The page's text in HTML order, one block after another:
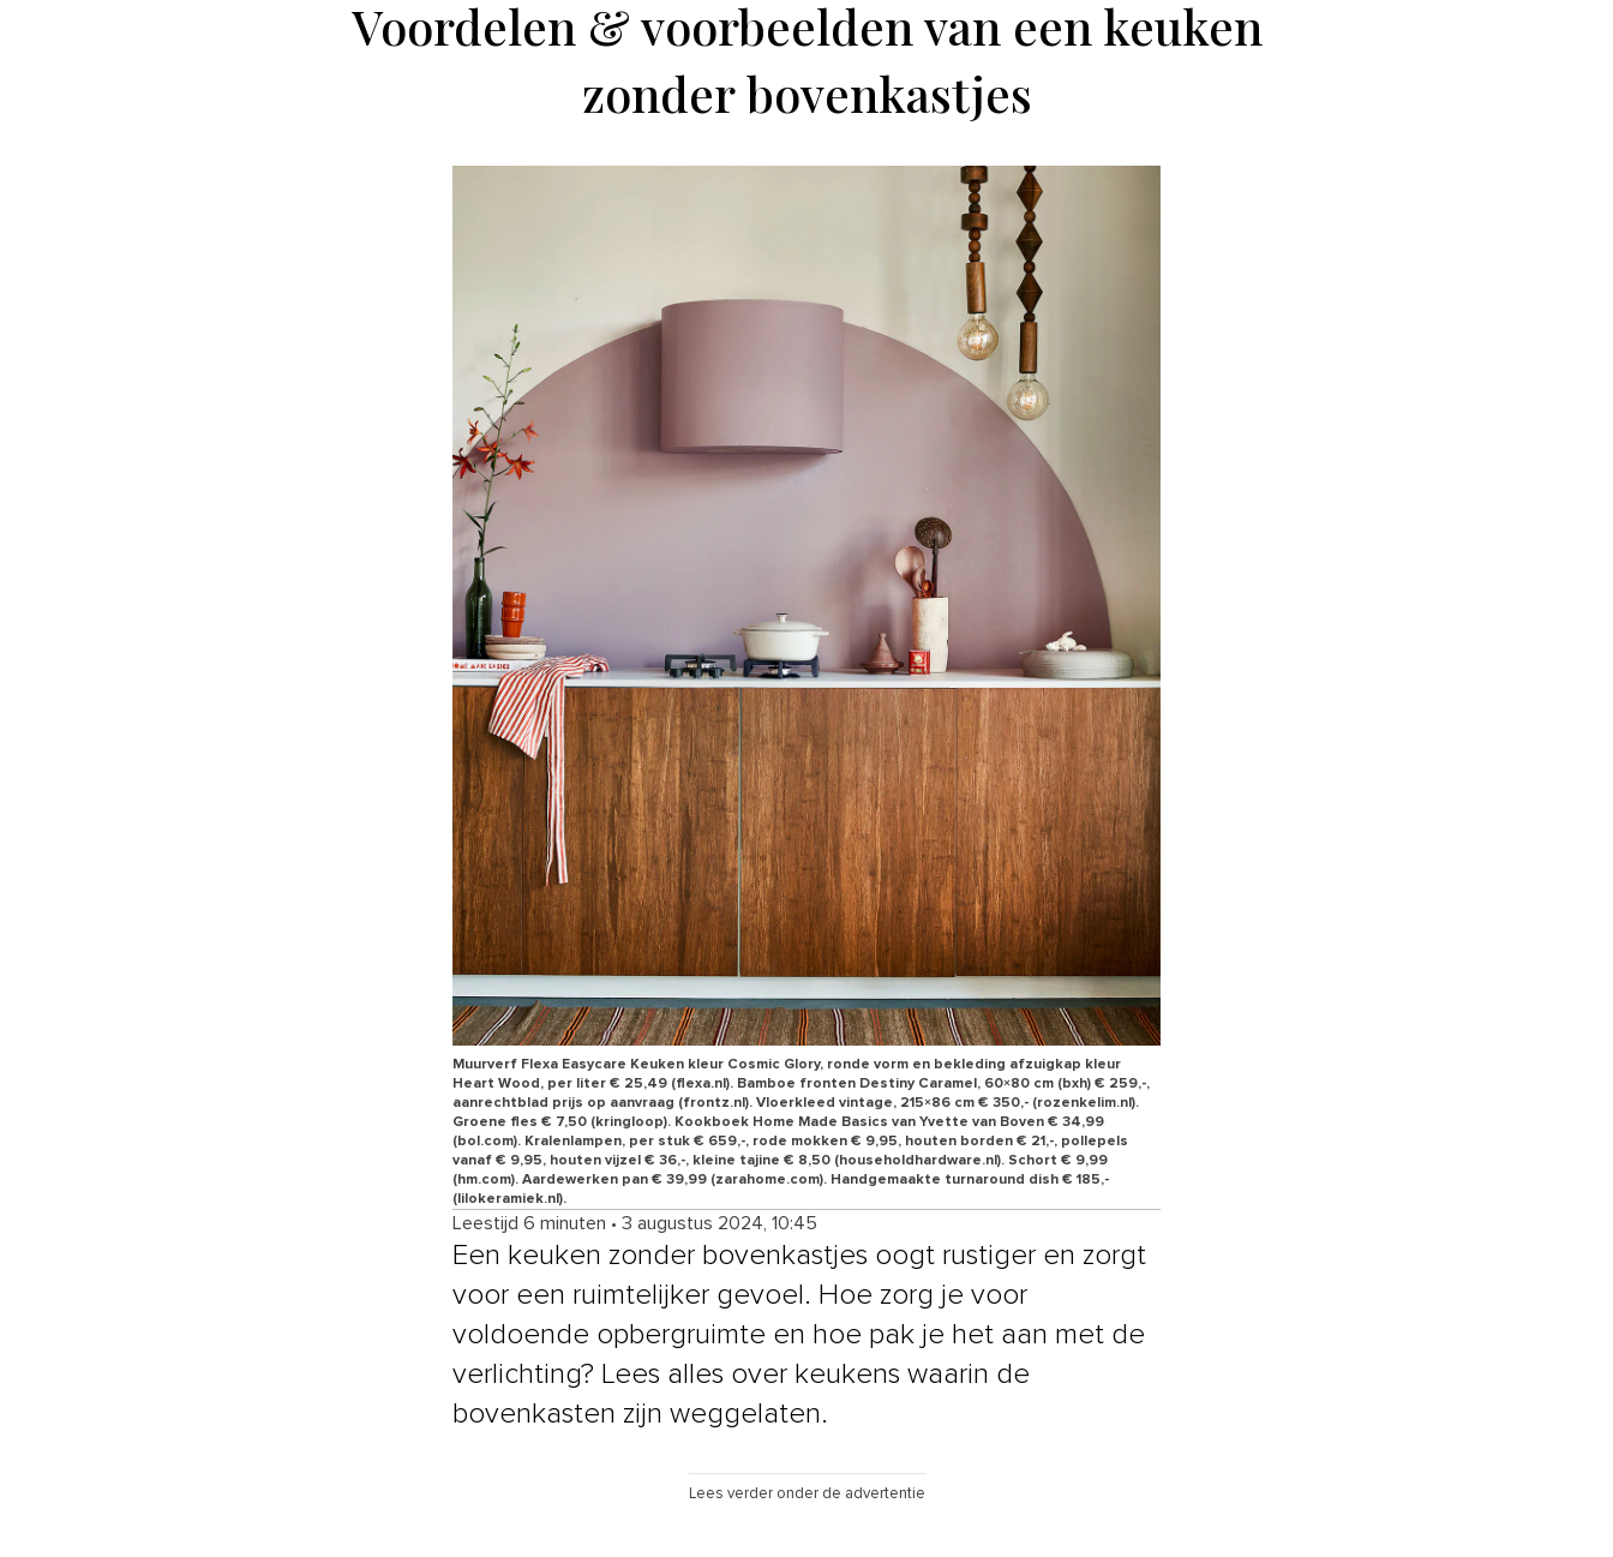
Voordelen & voorbeelden van een keuken
zonder bovenkastjes
Muurverf Flexa Easycare Keuken kleur Cosmic Glory, ronde vorm en bekleding afzuigkap kleur
Heart Wood, per liter € 25,49 (flexa.nl). Bamboe fronten Destiny Caramel, 60×80 cm (bxh) € 259,-,
aanrechtblad prijs op aanvraag (frontz.nl). Vloerkleed vintage, 215×86 cm € 350,- (rozenkelim.nl).
Groene fles € 7,50 (kringloop). Kookboek Home Made Basics van Yvette van Boven € 34,99
(bol.com). Kralenlampen, per stuk € 659,-, rode mokken € 9,95, houten borden € 21,-, pollepels
vanaf € 9,95, houten vijzel € 36,-, kleine tajine € 8,50 (householdhardware.nl). Schort € 9,99
(hm.com). Aardewerken pan € 39,99 (zarahome.com). Handgemaakte turnaround dish € 185,-
(lilokeramiek.nl).
Leestijd 6 minuten • 3 augustus 2024, 10:45
Een keuken zonder bovenkastjes oogt rustiger en zorgt
voor een ruimtelijker gevoel. Hoe zorg je voor
voldoende opbergruimte en hoe pak je het aan met de
verlichting? Lees alles over keukens waarin de
bovenkasten zijn weggelaten.
Lees verder onder de advertentie